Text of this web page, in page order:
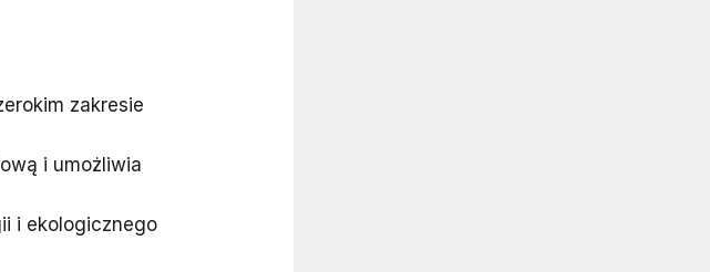
zakresie
i umożliwia
i ekologicznego